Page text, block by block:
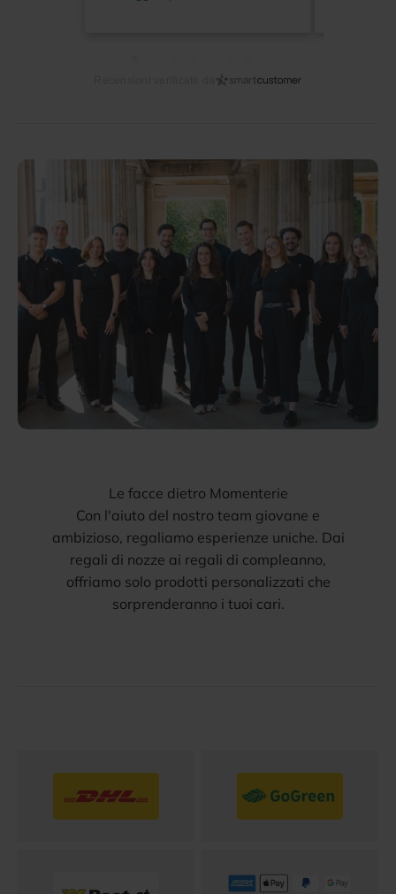
Le facce dietro Momenterie
Con l'aiuto del nostro team giovane e
ambizioso, regaliamo esperienze uniche. Dai
regali di nozze ai regali di compleanno,
offriamo solo prodotti personalizzati che
sorprenderanno i tuoi cari.